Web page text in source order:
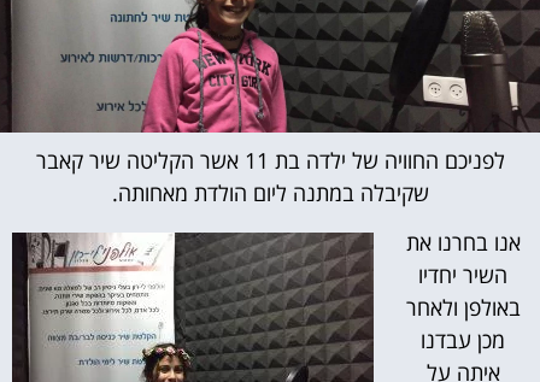
לפניכם החוויה של ילדה בת 11 אשר הקליטה שיר קאבר
שקיבלה במתנה ליום הולדת מאחותה.
אנו בחרנו את
השיר יחדיו
באולפן ולאחר
מכן עבדנו
איתה על